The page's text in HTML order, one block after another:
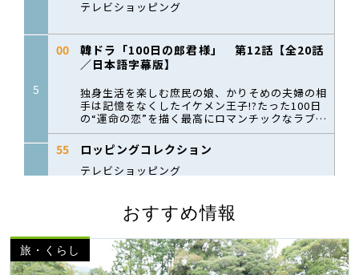
おすすめ情報
旅・くらし